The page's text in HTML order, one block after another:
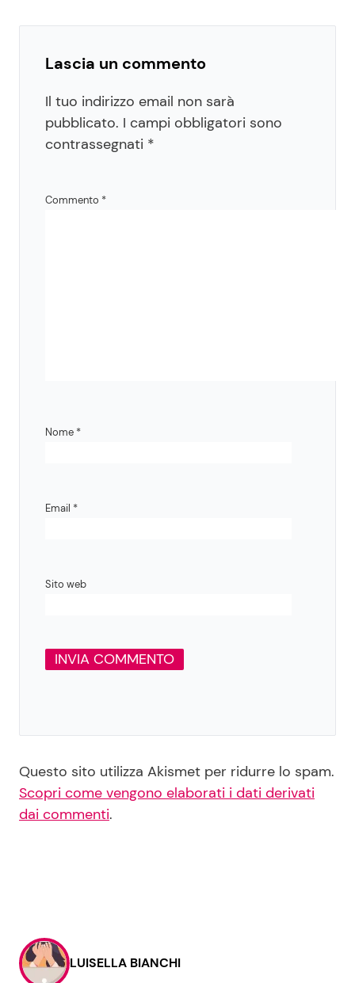
Lascia un commento
Il tuo indirizzo email non sarà
pubblicato. I campi obbligatori sono
contrassegnati *
Commento *
Nome *
Email *
Sito web
Questo sito utilizza Akismet per ridurre lo spam.
Scopri come vengono elaborati i dati derivati
dai commenti.
LUISELLA BIANCHI